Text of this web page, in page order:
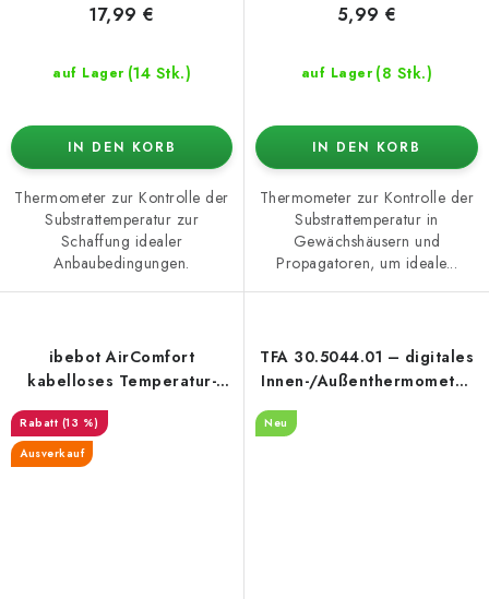
auf Lager (14 Stk.)
17,99 €
IN DEN KORB
Thermometer zur Kontrolle der
Substrattemperatur zur
Schaffung idealer
Anbaubedingungen.
auf Lager (8 Stk.)
5,99 €
IN DEN KORB
Thermometer zur Kontrolle der
Substrattemperatur in
Gewächshäusern und
Propagatoren, um ideale...
ibebot AirComfort
kabelloses Temperatur-
und
Feuchtigkeitsmessgerät
(13 %)
Ausverkauf
TFA 30.5044.01 – digitales
Innen-/Außenthermometer
und Außenhygrometer
Neu